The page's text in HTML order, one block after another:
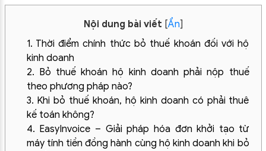
Nội dung bài viết [Ẩn]
1. Thời điểm chính thức bỏ thuế khoán đối với hộ
kinh doanh
2. Bỏ thuế khoán hộ kinh doanh phải nộp thuế
theo phương pháp nào?
3. Khi bỏ thuế khoán, hộ kinh doanh có phải thuê
kế toán không?
4. EasyInvoice – Giải pháp hóa đơn khởi tạo từ
máy tính tiền đồng hành cùng hộ kinh doanh khi bỏ